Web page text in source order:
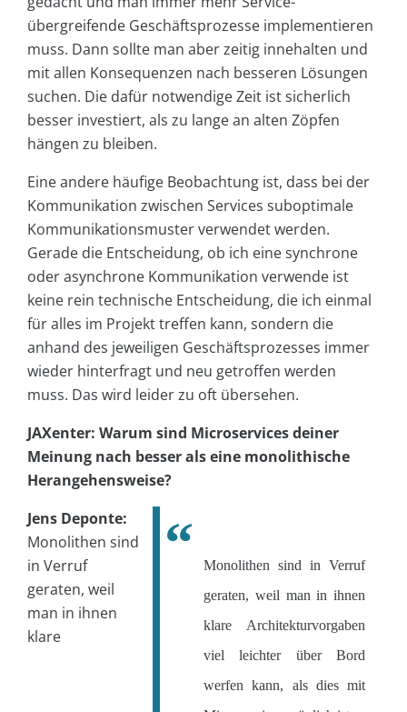
übergreifende Geschäftsprozesse implementieren
muss. Dann sollte man aber zeitig innehalten und
mit allen Konsequenzen nach besseren Lösungen
suchen. Die dafür notwendige Zeit ist sicherlich
besser investiert, als zu lange an alten Zöpfen
hängen zu bleiben.
Eine andere häufige Beobachtung ist, dass bei der
Kommunikation zwischen Services suboptimale
Kommunikationsmuster verwendet werden.
Gerade die Entscheidung, ob ich eine synchrone
oder asynchrone Kommunikation verwende ist
keine rein technische Entscheidung, die ich einmal
für alles im Projekt treffen kann, sondern die
anhand des jeweiligen Geschäftsprozesses immer
wieder hinterfragt und neu getroffen werden
muss. Das wird leider zu oft übersehen.
JAXenter: Warum sind Microservices deiner
Meinung nach besser als eine monolithische
Herangehensweise?
Monolithen sind in Verruf
geraten, weil man in ihnen
klare Architekturvorgaben
viel leichter über Bord
werfen kann, als dies mit
Jens Deponte:
Monolithen sind
in Verruf
geraten, weil
man in ihnen
klare